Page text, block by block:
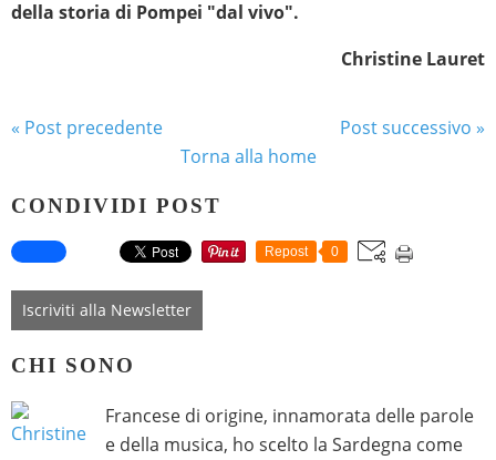
della storia di Pompei "dal vivo".
Christine Lauret
« Post precedente
Post successivo »
Torna alla home
CONDIVIDI POST
Repost 0
Iscriviti alla Newsletter
CHI SONO
Francese di origine, innamorata delle parole
e della musica, ho scelto la Sardegna come